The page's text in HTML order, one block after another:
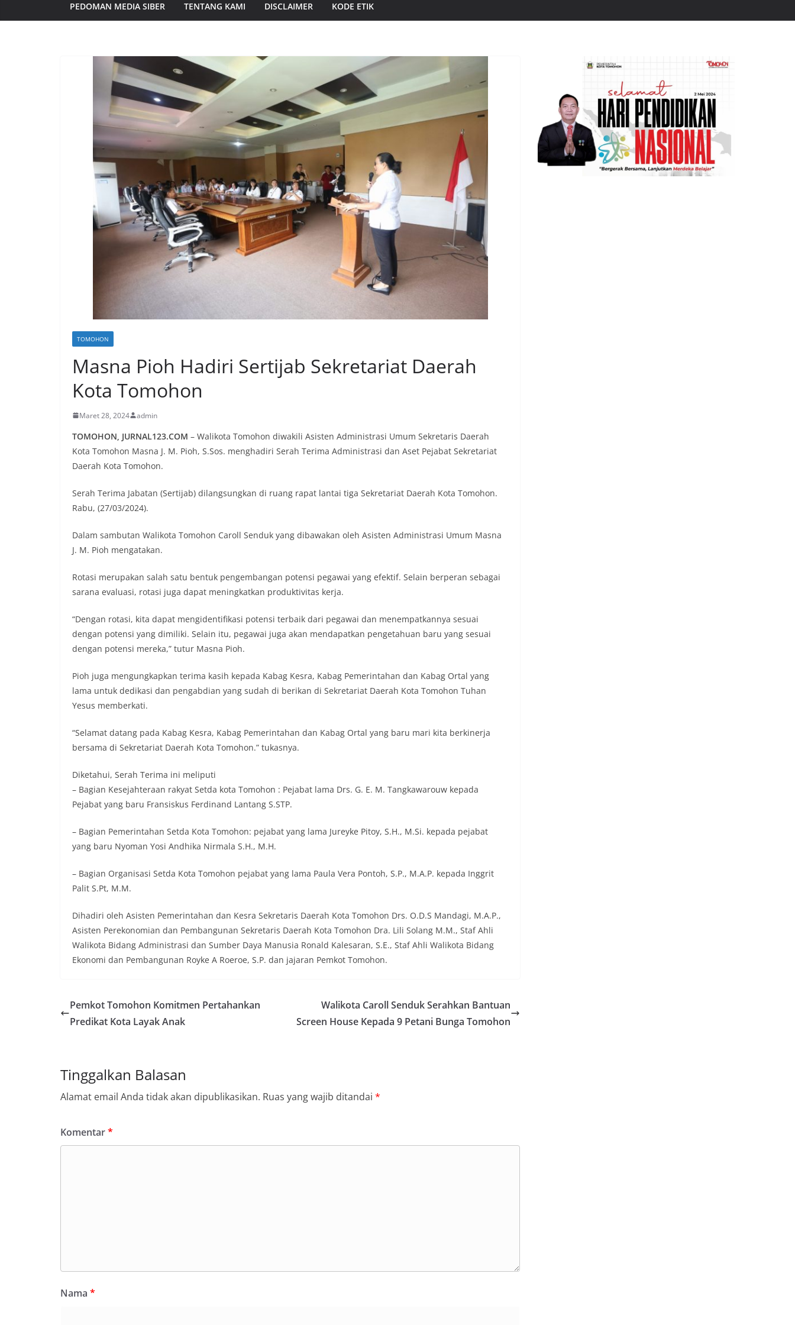
PEDOMAN MEDIA SIBER TENTANG KAMI DISCLAIMER KODE ETIK
TOMOHON
Masna Pioh Hadiri Sertijab Sekretariat Daerah
Kota Tomohon
Maret 28, 2024 admin
TOMOHON, JURNAL123.COM – Walikota Tomohon diwakili Asisten Administrasi Umum Sekretaris Daerah
Kota Tomohon Masna J. M. Pioh, S.Sos. menghadiri Serah Terima Administrasi dan Aset Pejabat Sekretariat
Daerah Kota Tomohon.
Serah Terima Jabatan (Sertijab) dilangsungkan di ruang rapat lantai tiga Sekretariat Daerah Kota Tomohon.
Rabu, (27/03/2024).
Dalam sambutan Walikota Tomohon Caroll Senduk yang dibawakan oleh Asisten Administrasi Umum Masna
J. M. Pioh mengatakan.
Rotasi merupakan salah satu bentuk pengembangan potensi pegawai yang efektif. Selain berperan sebagai
sarana evaluasi, rotasi juga dapat meningkatkan produktivitas kerja.
“Dengan rotasi, kita dapat mengidentifikasi potensi terbaik dari pegawai dan menempatkannya sesuai
dengan potensi yang dimiliki. Selain itu, pegawai juga akan mendapatkan pengetahuan baru yang sesuai
dengan potensi mereka,” tutur Masna Pioh.
Pioh juga mengungkapkan terima kasih kepada Kabag Kesra, Kabag Pemerintahan dan Kabag Ortal yang
lama untuk dedikasi dan pengabdian yang sudah di berikan di Sekretariat Daerah Kota Tomohon Tuhan
Yesus memberkati.
“Selamat datang pada Kabag Kesra, Kabag Pemerintahan dan Kabag Ortal yang baru mari kita berkinerja
bersama di Sekretariat Daerah Kota Tomohon.” tukasnya.
Diketahui, Serah Terima ini meliputi
– Bagian Kesejahteraan rakyat Setda kota Tomohon : Pejabat lama Drs. G. E. M. Tangkawarouw kepada
Pejabat yang baru Fransiskus Ferdinand Lantang S.STP.
– Bagian Pemerintahan Setda Kota Tomohon: pejabat yang lama Jureyke Pitoy, S.H., M.Si. kepada pejabat
yang baru Nyoman Yosi Andhika Nirmala S.H., M.H.
– Bagian Organisasi Setda Kota Tomohon pejabat yang lama Paula Vera Pontoh, S.P., M.A.P. kepada Inggrit
Palit S.Pt, M.M.
Dihadiri oleh Asisten Pemerintahan dan Kesra Sekretaris Daerah Kota Tomohon Drs. O.D.S Mandagi, M.A.P.,
Asisten Perekonomian dan Pembangunan Sekretaris Daerah Kota Tomohon Dra. Lili Solang M.M., Staf Ahli
Walikota Bidang Administrasi dan Sumber Daya Manusia Ronald Kalesaran, S.E., Staf Ahli Walikota Bidang
Ekonomi dan Pembangunan Royke A Roeroe, S.P. dan jajaran Pemkot Tomohon.
Pemkot Tomohon Komitmen Pertahankan
Predikat Kota Layak Anak
Walikota Caroll Senduk Serahkan Bantuan
Screen House Kepada 9 Petani Bunga Tomohon
Tinggalkan Balasan
Alamat email Anda tidak akan dipublikasikan. Ruas yang wajib ditandai *
Komentar*
Nama *